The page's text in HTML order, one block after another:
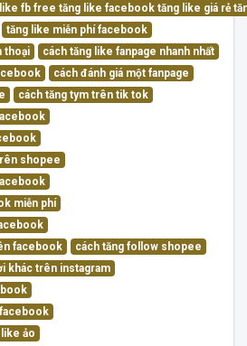
fb free tăng like facebook tăng like giá rẻ
tăng like miễn phí facebook
thoại
cách tăng like fanpage nhanh nhất
cách đánh giá một fanpage
cách tăng tym trên tik tok
shopee
miễn phí
facebook
cách tăng follow shopee
khác trên instagram
ảo